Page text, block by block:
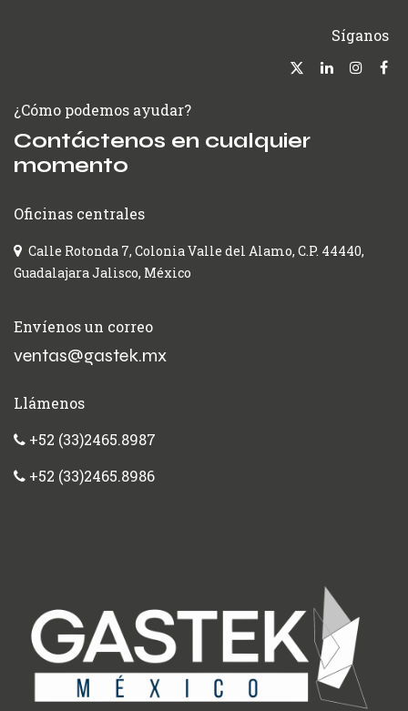
Síganos
¿Cómo podemos ayudar?
Contáctenos en cualquier
momento
Oficinas centrales
Calle Rotonda 7, Colonia Valle del Alamo, C.P. 44440,
Guadalajara Jalisco, México
Envíenos un correo
ventas@gastek.mx
Llámenos
+52 (33)2465.8987
+52 (33)2465.8986